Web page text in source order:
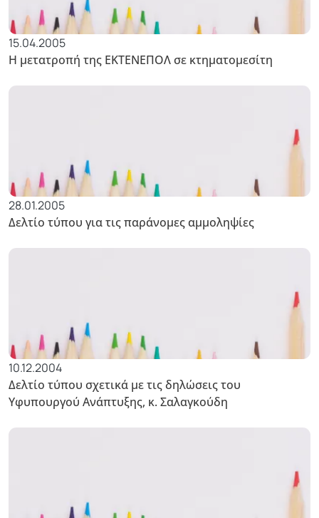
15.04.2005
Η μετατροπή της ΕΚΤΕΝΕΠΟΛ σε κτηματομεσίτη
28.01.2005
Δελτίο τύπου για τις παράνομες αμμοληψίες
10.12.2004
Δελτίο τύπου σχετικά με τις δηλώσεις του
Υφυπουργού Ανάπτυξης, κ. Σαλαγκούδη